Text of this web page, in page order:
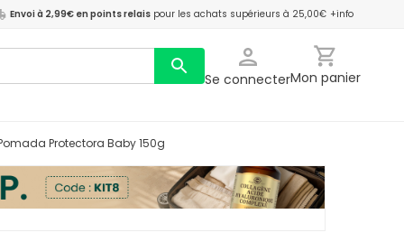
Envoi à 2,99€ en points relais pour les achats supérieurs à 25,00€ +info
Se connecterMon panier
Protectora Baby 150g